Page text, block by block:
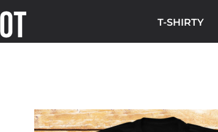
T-SHIRTY